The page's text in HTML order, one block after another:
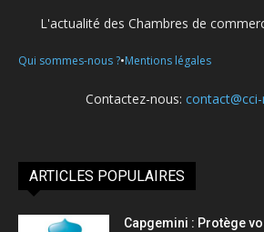
L'actualité des Chambres de
Qui sommes-nous ?•Mentions légales
Contactez-nous:
ARTICLES POPULAIRES
Capgemini : Protège